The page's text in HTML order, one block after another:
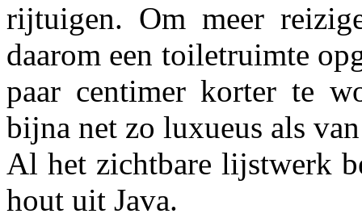
rijtuigen. Om meer
daarom een toiletruimte
paar centimer korter te
bijna net zo luxueus als
Al het zichtbare lijstwerk
hout uit Java.